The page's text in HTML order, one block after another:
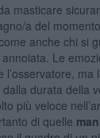
masticare
a del
anche chi si
Le
ma
durata della
più veloce
di quelle